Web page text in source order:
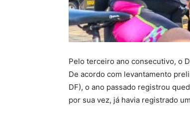
Pelo terceiro ano consecutivo, o
De acordo com levantamento
DF), o ano passado registrou
por sua vez, já havia registrado